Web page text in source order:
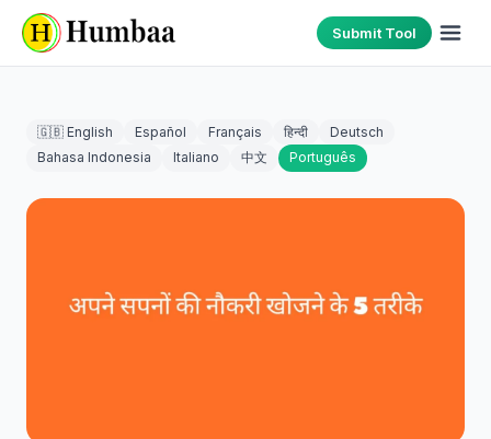
Submit Tool
🇬🇧 English Español Français हिन्दी
Deutsch
Bahasa Indonesia
Italiano 中文 Português